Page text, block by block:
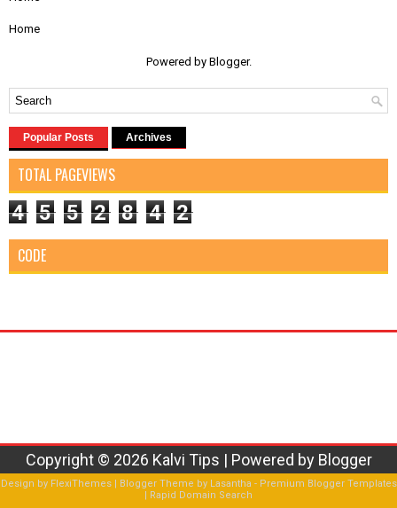
Home
Powered by Blogger.
Popular Posts Archives
TOTAL PAGEVIEWS
4 5 5 2 8 4 2
CODE
Copyright © 2026 Kalvi Tips | Powered by Blogger
Design by FlexiThemes| Blogger Theme by Lasantha - Premium Blogger Templates
| Rapid Domain Search